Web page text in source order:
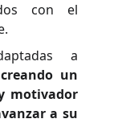
con el
a
creando un
motivador
a su